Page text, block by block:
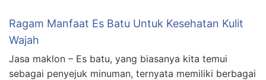
Ragam Manfaat Es Batu Untuk Kesehatan Kulit
Wajah
Jasa maklon – Es batu, yang biasanya kita temui
sebagai penyejuk minuman, ternyata memiliki berbagai